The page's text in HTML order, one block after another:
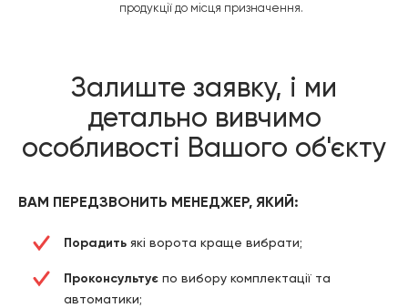
продукції до місця призначення.
Залиште заявку, і ми
детально вивчимо
особливості Вашого об'єкту
ВАМ ПЕРЕДЗВОНИТЬ МЕНЕДЖЕР, ЯКИЙ:
Порадить які ворота краще вибрати;
Проконсультує по вибору комплектації та
автоматики;